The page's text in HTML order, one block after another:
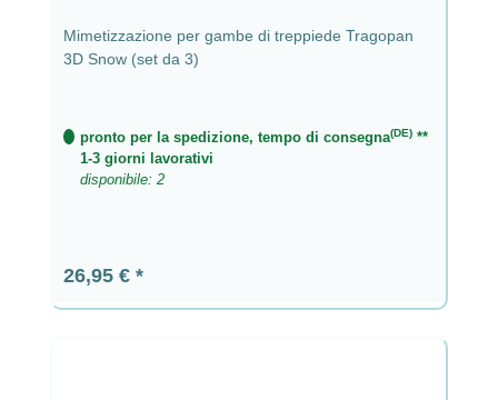
Mimetizzazione per gambe di treppiede Tragopan
3D Snow (set da 3)
pronto per la spedizione, tempo di consegna(DE) **
1-3 giorni lavorativi
disponibile: 2
Prezzo normale:
26,95 €